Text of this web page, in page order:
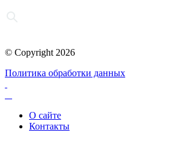
© Copyright 2026
Политика обработки данных
О сайте
Контакты